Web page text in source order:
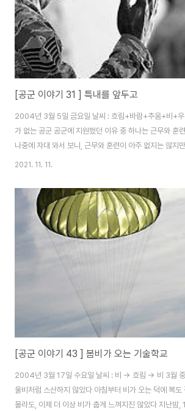
[공군 이야기 31 ] 특내를 앞두고
2004년 3월 5일 금요일 날씨 : 흐림+바람+추움+비+
가 없는 공군 공군에 지원했던 이유 중 하나는 근무와 훈
나중에 자대 와서 보니, 근무와 훈련이 아주 없지는 않지
는 비율이 그리 많지 않았다 입대 전에는 불침번이 없고,
워주기 때문이라고 들었다 비행단 기준으로 불침번은 자
만, 대대원이 많으면, 계급이 높을 시 열외 되었다 경계 근
문에 일반병들은 근무하지 않아도 된다 그리고 일과가 주
그날 자신에게 주어진 특기의 일을 한다 기술학교에서 하
2021. 11. 11.
[공군 이야기 43 ] 봄비가 오는 기술학교
2004년 3월 17일 수요일 날씨 : 비 -> 흐림 -> 비 3월 중
울비처럼 스산하지 않았다 아침부터 비가 오는 덕에 복도
몰라도, 이제 더 이상 비가 춥게 느껴지진 않았다 지난밤